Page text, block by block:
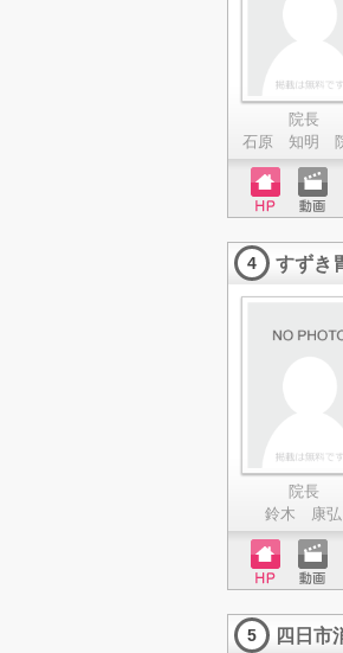
院長
石原 知明
ホーム
ページ
動画
4 すずき
院長
鈴木 康弘
ホーム
ページ
動画
5 四日市